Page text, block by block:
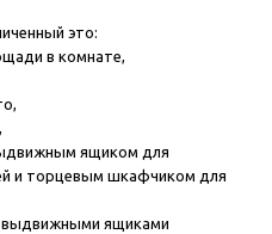
это:
в комнате,
ящиком для
и торцевым шкафчиком для
ящиками